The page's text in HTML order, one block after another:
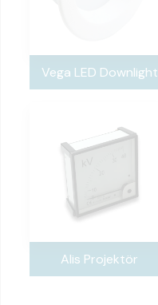
Vega LED Downlight
Alis Projektör